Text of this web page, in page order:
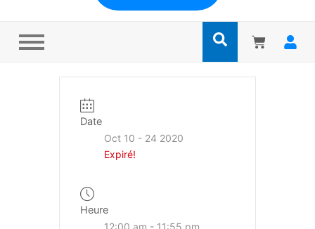
Date
Oct 10 - 24 2020
Expiré!
Heure
12:00 am - 11:55 pm